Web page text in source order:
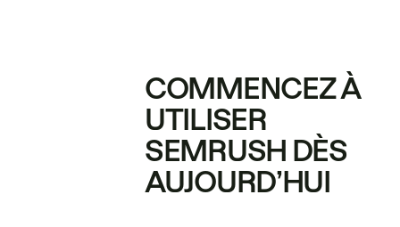
COMMENCEZ À
UTILISER
SEMRUSH DÈS
AUJOURD’HUI